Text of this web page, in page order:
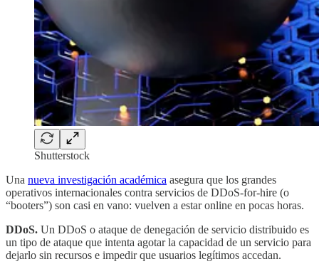
Shutterstock
Una nueva investigación académica asegura que los grandes
operativos internacionales contra servicios de DDoS-for-hire (o
“booters”) son casi en vano: vuelven a estar online en pocas horas.
DDoS. Un DDoS o ataque de denegación de servicio distribuido es
un tipo de ataque que intenta agotar la capacidad de un servicio para
dejarlo sin recursos e impedir que usuarios legítimos accedan.